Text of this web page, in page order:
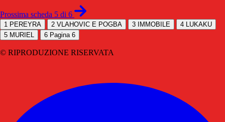
Prossima scheda 5 di 6
1 PEREYRA 2 VLAHOVIC E POGBA 3 IMMOBILE 4
LUKAKU
5 MURIEL 6 Pagina 6
© RIPRODUZIONE RISERVATA